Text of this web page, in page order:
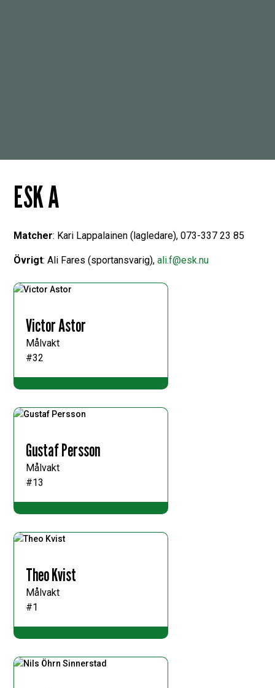
ESK A
Matcher: Kari Lappalainen (lagledare), 073-337 23 85
Övrigt: Ali Fares (sportansvarig),ali.f@esk.nu
Victor Astor
Målvakt
#32
Gustaf Persson
Målvakt
#13
Theo Kvist
Målvakt
#1